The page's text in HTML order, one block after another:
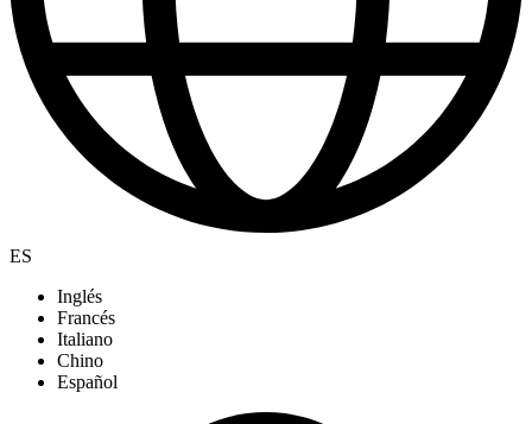
ES
Inglés
Francés
Italiano
Chino
Español